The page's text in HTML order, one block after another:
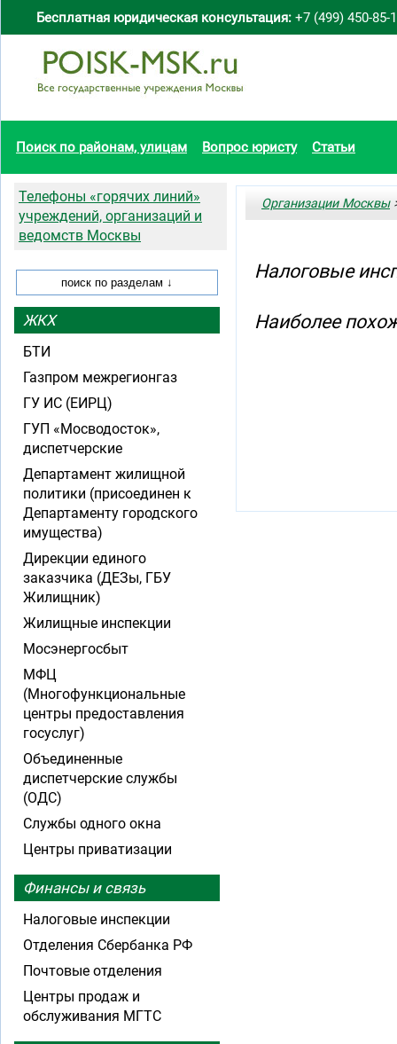
Бесплатная юридическая консультация: +7 (499) 450-85-
Поиск по районам, улицам Вопрос юристу Статьи
Организации Москвы
Налоговые
Наиболее
Телефоны «горячих линий»
учреждений, организаций и
ведомств Москвы
ЖКХ
БТИ
Газпром межрегионгаз
ГУ ИС (ЕИРЦ)
ГУП «Мосводосток»,
диспетчерские
Департамент жилищной
политики (присоединен к
Департаменту городского
имущества)
Дирекции единого
заказчика (ДЕЗы, ГБУ
Жилищник)
Жилищные инспекции
Мосэнергосбыт
МФЦ
(Многофункциональные
центры предоставления
госуслуг)
Объединенные
диспетчерские службы
(ОДС)
Службы одного окна
Центры приватизации
Финансы и связь
Налоговые инспекции
Отделения Сбербанка РФ
Почтовые отделения
Центры продаж и
обслуживания МГТС